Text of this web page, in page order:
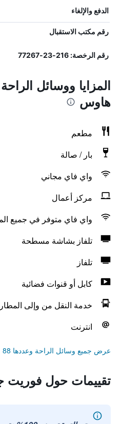
الدفع والإلغاء
رقم مكتب الاستقبال
رقم الرخصة: 216-23-77267
المزايا ووسائل
هاوس
مطعم
بار / صالة
واي فاي مجاني
مركز أعمال
واي فاي متوفر في جميع
تلفاز بشاشة مسطحة
تلفاز
كابل أو قنوات فضائية
خدمة النقل من وإلى المطار
انترنت
عرض جميع وسائل الراحة وعددها 88
تقييمات حول